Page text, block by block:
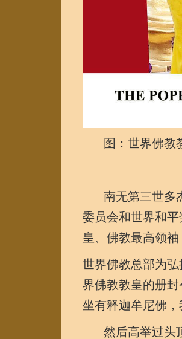
图：世界佛教教
南无第三世多杰
委员会和世界和
皇、佛教最高领袖
世界佛教总部为
界佛教教皇的册
坐有释迦牟尼佛，
然后高举过头顶